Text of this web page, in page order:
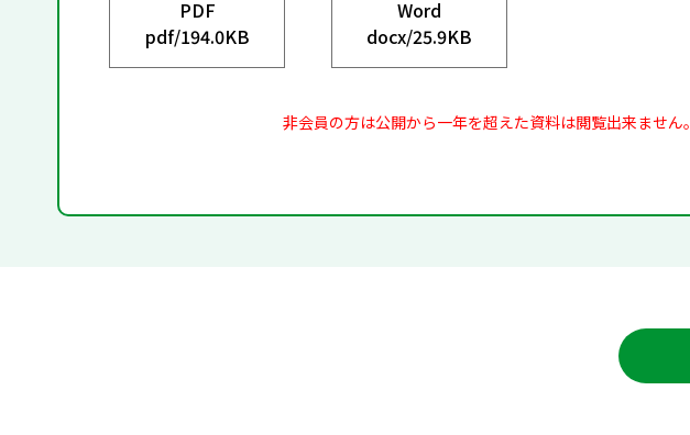
PDF
pdf/194.0KB
Word
docx/25.9KB
非会員の方は公開から一年を超えた資料は閲覧出来ません。